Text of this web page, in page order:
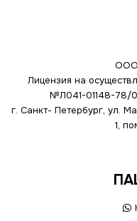
Лицензия на
№Л041-01148-78/
г. Санкт- Петербург, ул.
1,